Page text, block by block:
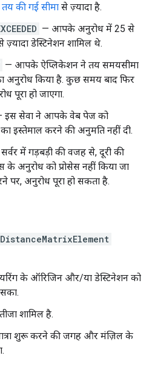
की गई सीमा से ज़्यादा है.
— आपके अनुरोध में 25 से
ज़्यादा डेस्टिनेशन शामिल थे.
— आपके ऐप्लिकेशन ने तय समयसीमा
अनुरोध किया है. कुछ समय बाद फिर
पूरा हो जाएगा.
इस सेवा ने आपके वेब पेज को
इस्तेमाल करने की अनुमति नहीं दी.
में गड़बड़ी की वजह से, दूरी की
के अनुरोध को प्रोसेस नहीं किया जा
पर, अनुरोध पूरा हो सकता है.
DistanceMatrixElement
के ऑरिजिन और/या डेस्टिनेशन को
शामिल है.
शुरू करने की जगह और मंज़िल के